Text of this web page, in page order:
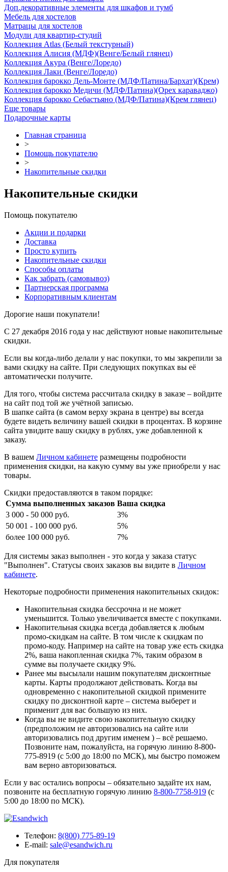
Доп.декоративные элементы для шкафов и тумб
Мебель для хостелов
Матрацы для хостелов
Модули для квартир-студий
Коллекция Atlas (Белый текстурный)
Коллекция Алисия (МДФ)(Венге/Белый глянец)
Коллекция Акура (Венге/Лоредо)
Коллекция Лаки (Венге/Лоредо)
Коллекция барокко Дель-Монте (МДФ/Патина/Бархат)(Крем)
Коллекция барокко Медичи (МДФ/Патина)(Орех караваджо)
Коллекция барокко Себастьяно (МДФ/Патина)(Крем глянец)
Еще товары
Подарочные карты
Главная страница
>
Помощь покупателю
>
Накопительные скидки
Накопительные скидки
Помощь покупателю
Акции и подарки
Доставка
Просто купить
Накопительные скидки
Способы оплаты
Как забрать (самовывоз)
Партнерская программа
Корпоративным клиентам
Дорогие наши покупатели!
С 27 декабря 2016 года у нас действуют новые накопительные
скидки.
Если вы когда-либо делали у нас покупки, то мы закрепили за
вами скидку на сайте. При следующих покупках вы её
автоматически получите.
Для того, чтобы система рассчитала скидку в заказе – войдите
на сайт под той же учётной записью.
В шапке сайта (в самом верху экрана в центре) вы всегда
будете видеть величину вашей скидки в процентах. В корзине
сайта увидите вашу скидку в рублях, уже добавленной к
заказу.
В вашем Личном кабинете размещены подробности
применения скидки, на какую сумму вы уже приобрели у нас
товары.
Скидки предоставляются в таком порядке:
Сумма выполненных заказов Ваша скидка
3 000 - 50 000 руб.
3%
50 001 - 100 000 руб.
5%
более 100 000 руб.
7%
Для системы заказ выполнен - это когда у заказа статус
"Выполнен". Статусы своих заказов вы видите в Личном
кабинете.
Некоторые подробности применения накопительных скидок:
Накопительная скидка бессрочна и не может
уменьшится. Только увеличивается вместе с покупками.
Накопительная скидка всегда добавляется к любым
промо-скидкам на сайте. В том числе к скидкам по
промо-коду. Например на сайте на товар уже есть скидка
2%, ваша накопленная скидка 7%, таким образом в
сумме вы получаете скидку 9%.
Ранее мы высылали нашим покупателям дисконтные
карты. Карты продолжают действовать. Когда вы
одновременно с накопительной скидкой примените
скидку по дисконтной карте – система выберет и
применит для вас большую из них.
Когда вы не видите свою накопительную скидку
(предположим не авторизовались на сайте или
авторизовались под другим именем ) – всё решаемо.
Позвоните нам, пожалуйста, на горячую линию 8-800-
775-8919 (с 5:00 до 18:00 по МСК), мы быстро поможем
вам верно авторизоваться.
Если у вас остались вопросы – обязательно задайте их нам,
позвоните на бесплатную горячую линию 8-800-7758-919 (с
5:00 до 18:00 по МСК).
Телефон: 8(800) 775-89-19
E-mail: sale@esandwich.ru
Для покупателя